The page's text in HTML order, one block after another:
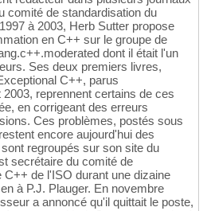
comité de standardisation du
à 2003, Herb Sutter propose
en C++ sur le groupe de
dont il était l'un
Ses deux premiers livres,
C++, parus
reprennent certains de ces
en corrigeant des erreurs
Ces problèmes, postés sous
encore aujourd'hui des
regroupés sur son site du
secrétaire du comité de
C++ de l'ISO durant une dizaine
à P.J. Plauger. En novembre
a annoncé qu'il quittait le poste,